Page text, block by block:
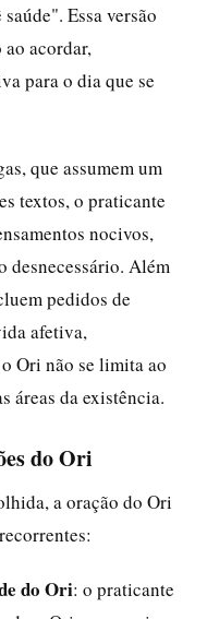
Essa versão
acordar,
para o dia que se
que assumem um
textos, o praticante
nocivos,
desnecessário. Além
pedidos de
afetiva,
Ori não se limita ao
áreas da existência.
do Ori
a oração do Ori
do Ori: o praticante